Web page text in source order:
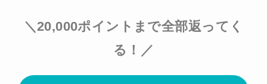
＼20,000ポイントまで全部返ってく
る！／